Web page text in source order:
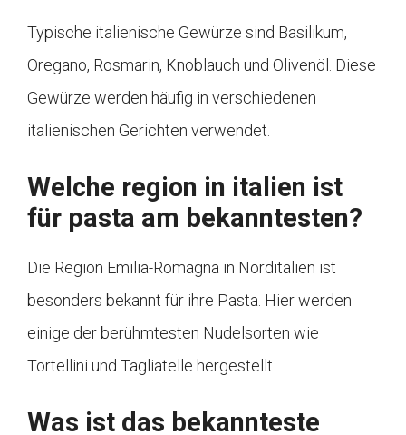
Typische italienische Gewürze sind Basilikum,
Oregano, Rosmarin, Knoblauch und Olivenöl. Diese
Gewürze werden häufig in verschiedenen
italienischen Gerichten verwendet.
Welche region in italien ist
für pasta am bekanntesten?
Die Region Emilia-Romagna in Norditalien ist
besonders bekannt für ihre Pasta. Hier werden
einige der berühmtesten Nudelsorten wie
Tortellini und Tagliatelle hergestellt.
Was ist das bekannteste